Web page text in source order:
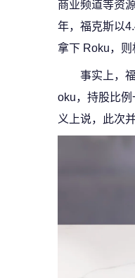
商业频道等资
年，福克斯以
拿下 Roku，则
事实上，
oku，持股比
义上说，此次